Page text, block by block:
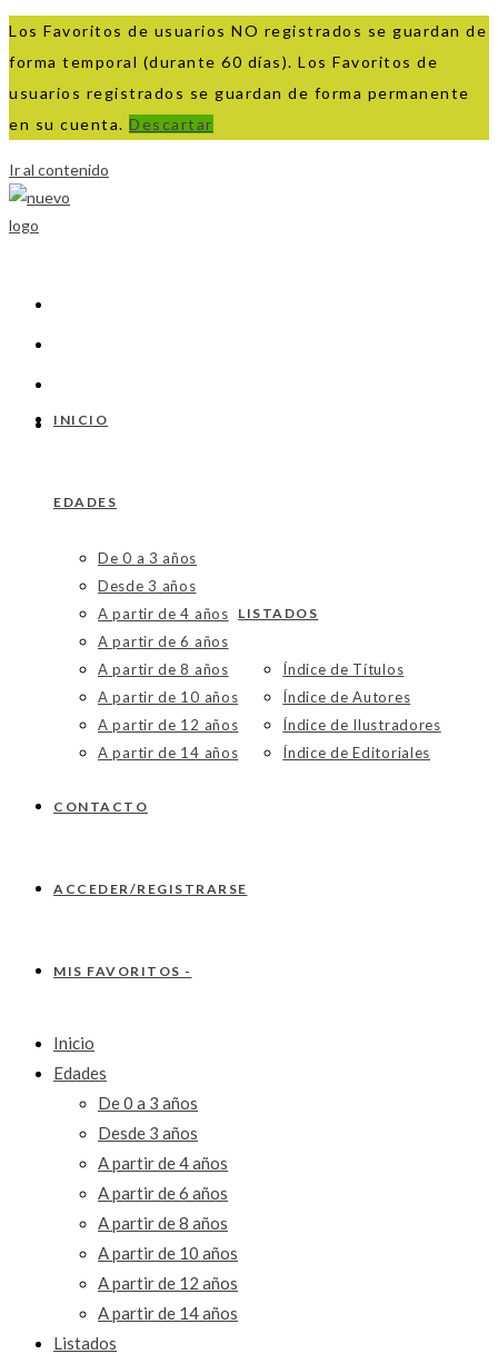
Los Favoritos de usuarios NO registrados se guardan de
forma temporal (durante 60 días). Los Favoritos de
usuarios registrados se guardan de forma permanente
en su cuenta. Descartar
Ir al contenido
INICIO
EDADES
De 0 a 3 años
Desde 3 años
A partir de 4 años
A partir de 6 años
A partir de 8 años
A partir de 10 años
A partir de 12 años
A partir de 14 años
LISTADOS
Índice de Títulos
Índice de Autores
Índice de Ilustradores
Índice de Editoriales
CONTACTO
ACCEDER/REGISTRARSE
MIS FAVORITOS -
Inicio
Edades
De 0 a 3 años
Desde 3 años
A partir de 4 años
A partir de 6 años
A partir de 8 años
A partir de 10 años
A partir de 12 años
A partir de 14 años
Listados